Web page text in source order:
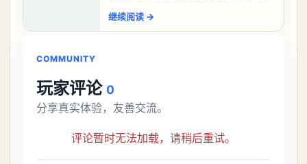
比较高的，对于那些新手玩家并不建议直
继续阅读 →
COMMUNITY
玩家评论 0
分享真实体验，友善交流。
评论暂时无法加载，请稍后重试。